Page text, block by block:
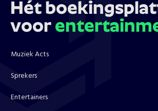
Hét
voor
Muziek Acts
Sprekers
Entertainers